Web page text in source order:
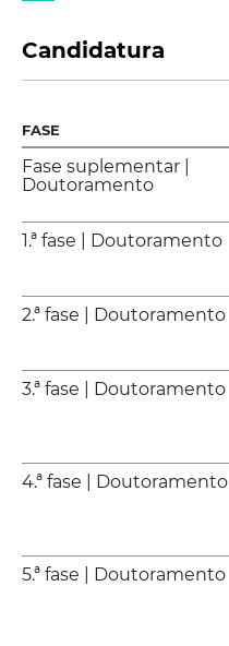
Candidatura
FASE
Fase suplementar |
Doutoramento
1.ª fase | Doutoramento
2.ª fase | Doutoramento
3.ª fase | Doutoramento
4.ª fase | Doutoramento
5.ª fase | Doutoramento